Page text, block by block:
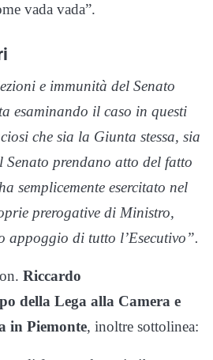
vada vada”.
e immunità del Senato
esaminando il caso in questi
che sia la Giunta stessa, sia
Senato prendano atto del fatto
semplicemente esercitato nel
prerogative di Ministro,
appoggio di tutto l’Esecutivo”.
Riccardo
della Lega alla Camera e
in Piemonte, inoltre sottolinea: